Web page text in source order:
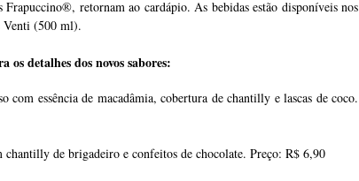
retornam ao cardápio. As bebidas estão disponíveis nos
Venti (500 ml).
os detalhes dos novos sabores:
com essência de macadâmia, cobertura de chantilly e lascas de coco.
chantilly de brigadeiro e confeitos de chocolate. Preço: R$ 6,90